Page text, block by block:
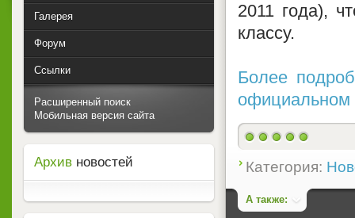
2011 года),
классу.
Более
официальном
Категория:
А также:
Галерея
Форум
Ссылки
Расширенный поиск
Мобильная версия сайта
Архив новостей